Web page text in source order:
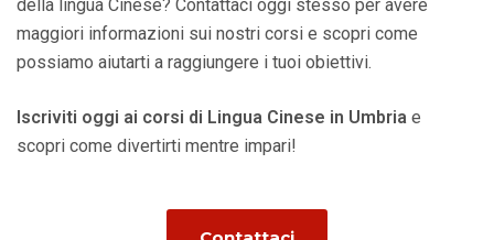
della lingua Cinese? Contattaci oggi stesso per avere
maggiori informazioni sui nostri corsi e scopri come
possiamo aiutarti a raggiungere i tuoi obiettivi.
Iscriviti oggi ai corsi di Lingua Cinese in Umbria e
scopri come divertirti mentre impari!